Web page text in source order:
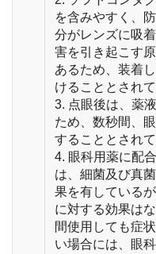
を含みやすく、
分がレンズに吸
害を引き起こす
あるため、装着
けることとされ
3. 点眼後は、薬
ため、数秒間、
することとされて
4. 眼科用薬に配
は、細菌及び真
果を有している
に対する効果は
間使用しても症
い場合には、眼